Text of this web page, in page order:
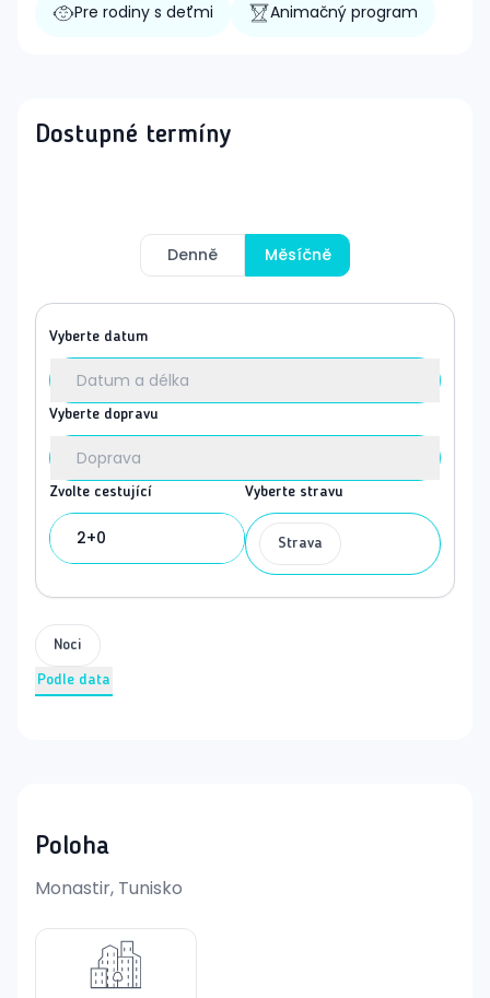
Pre rodiny s deťmi Animačný program
Dostupné termíny
Denně Měsíčně
Vyberte datum
Datum a délka
Vyberte dopravu
Doprava
Zvolte cestující
2+0
Vyberte stravu
Strava
Noci
Podle data
Poloha
Monastir, Tunisko